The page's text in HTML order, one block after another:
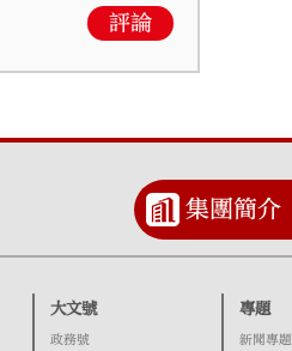
評論
集團簡介
大文號
政務號
專題
新聞專題